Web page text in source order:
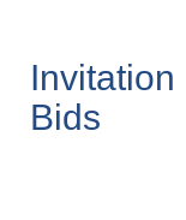
Bids